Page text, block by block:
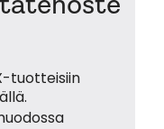
tuotteisiin